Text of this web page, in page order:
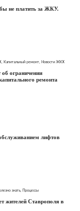
не платить за ЖКУ.
Капитальный ремонт Новости ЖКХ
об ограничении
ремонта
лифтов
знать, Процессы
жителей Ставрополя в